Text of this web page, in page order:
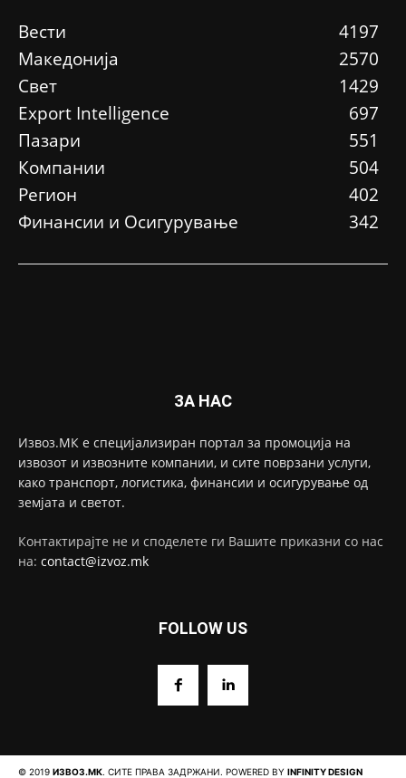
Вести
4197
Македонија
2570
Свет
1429
Еxport Intelligence
697
Пазари
551
Компании
504
Регион
402
Финансии и Осигурување
342
ЗА НАС
Извоз.МК е специјализиран портал за промоција на
извозот и извозните компании, и сите поврзани услуги,
како транспорт, логистика, финансии и осигурување од
земјата и светот.
Контактирајте не и споделете ги Вашите приказни со нас
на: contact@izvoz.mk
FOLLOW US
© 2019 ИЗВОЗ.МК. СИТЕ ПРАВА ЗАДРЖАНИ. POWERED BY INFINITY DESIGN